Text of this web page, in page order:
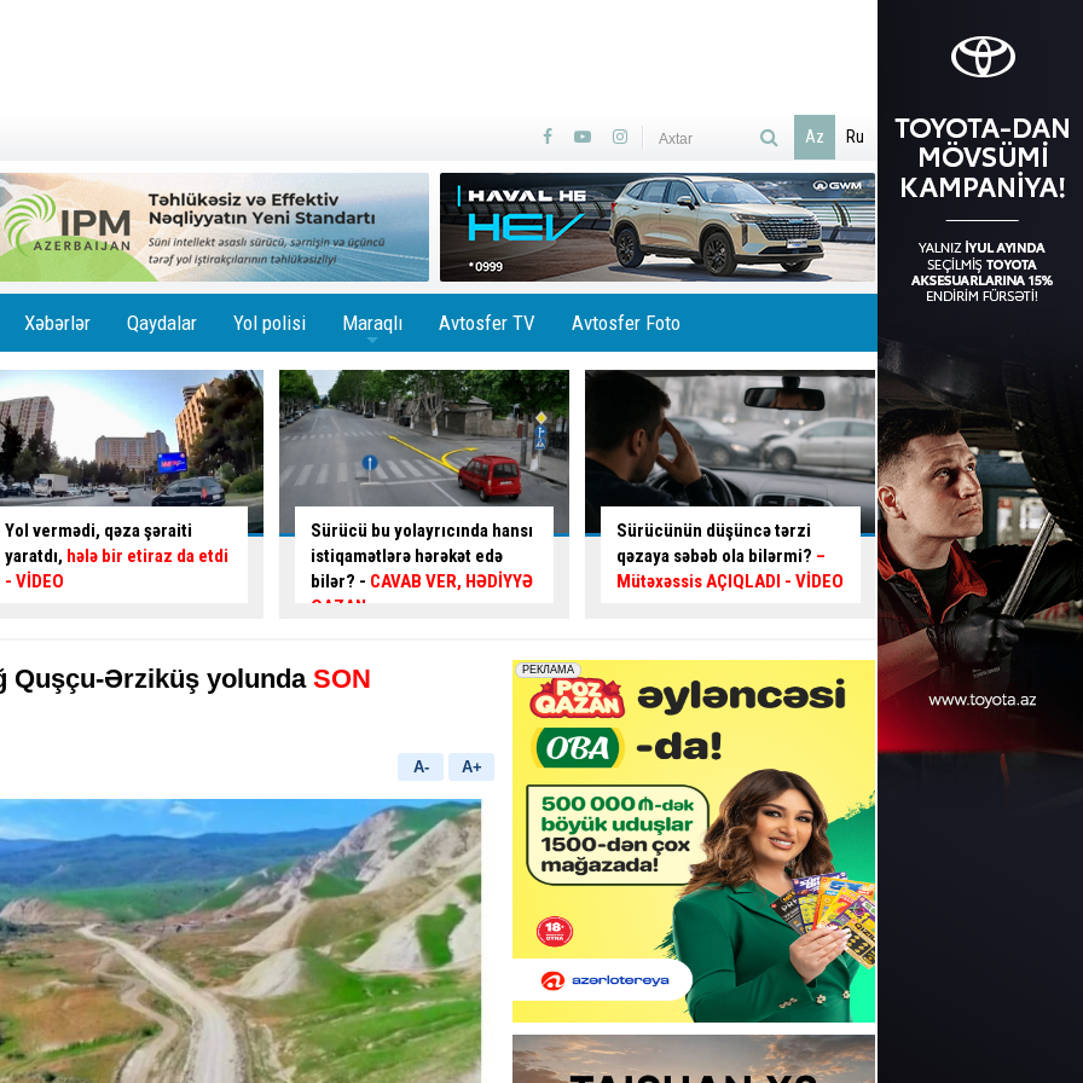
Az Ru
Xəbərlər Qaydalar Yol polisi Maraqlı Avtosfer TV Avtosfer Foto
Sürücü bu yolayrıcında hansı
istiqamətlərə hərəkət edə
bilər? -
Sürücünün düşüncə tərzi
qəzaya səbəb ola bilərmi?
Mütəxəssis AÇIQLADI - VİDEO
Bu yoldan sola dönəndə
diqqətli olun: 100 manat
cərimə yazılır- VİDEO
Azərbaycanın ilk
yolunda sürücüləri
gətirən problemlər -
AÇIQLAMA
Quşçu-Ərziküş yolundaSON
A- A+